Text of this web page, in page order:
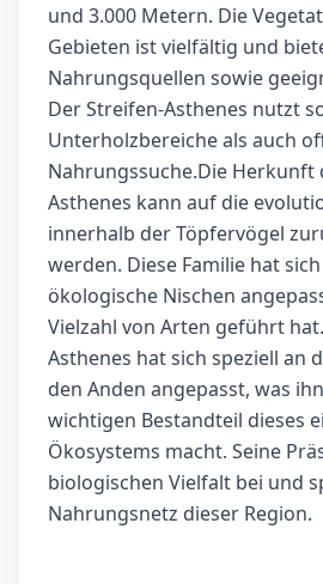
und 3.000 Metern. Die
Gebieten ist vielfältig und
Nahrungsquellen sowie
Der Streifen-Asthenes nutzt
Unterholzbereiche als auch
Nahrungssuche.Die Herkunft
Asthenes kann auf die
innerhalb der Töpfervögel
werden. Diese Familie hat
ökologische Nischen
Vielzahl von Arten geführt
Asthenes hat sich speziell an
den Anden angepasst, was
wichtigen Bestandteil dieses
Ökosystems macht. Seine
biologischen Vielfalt bei und
Nahrungsnetz dieser Region.